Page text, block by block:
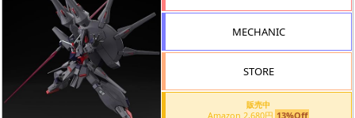
シ
MECHANIC
STORE
販売中
Amazon 2,680円 13%Off